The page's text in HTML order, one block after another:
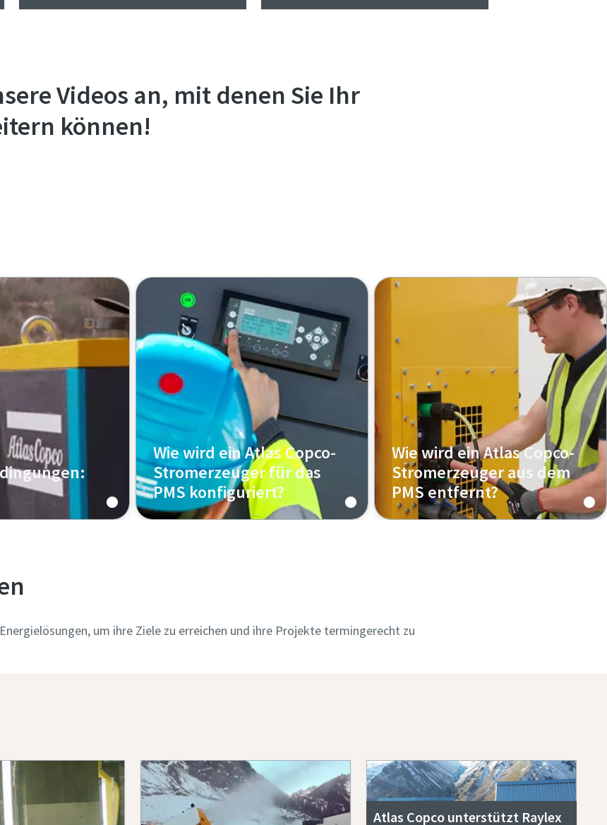
Videos an, mit denen Sie Ihr
können!
Wie wird ein Atlas Copco-
Stromerzeuger für das
PMS konfiguriert?
Wie wird ein Atlas Copco-
Stromerzeuger aus dem
PMS entfernt?
um ihre Ziele zu erreichen und ihre Projekte termingerecht zu
Atlas Copco unterstützt Raylex